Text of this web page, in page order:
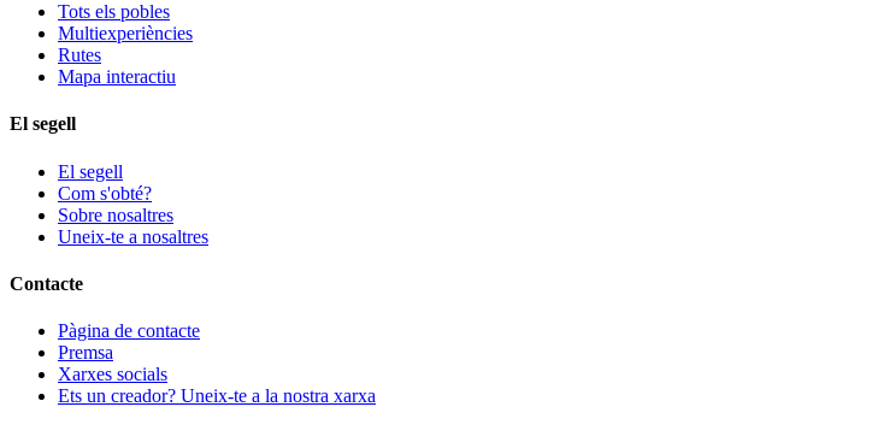
Tots els pobles
Multiexperiències
Rutes
Mapa interactiu
El segell
El segell
Com s'obté?
Sobre nosaltres
Uneix-te a nosaltres
Contacte
Pàgina de contacte
Premsa
Xarxes socials
Ets un creador? Uneix-te a la nostra xarxa